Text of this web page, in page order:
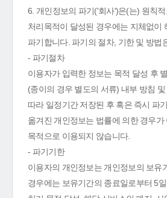
6. 개인정보의 파기('회사')은(는) 원칙
처리목적이 달성된 경우에는 지체없이
파기합니다. 파기의 절차, 기한 및 방법
- 파기절차
이용자가 입력한 정보는 목적 달성 후
(종이의 경우 별도의 서류) 내부 방침
따라 일정기간 저장된 후 혹은 즉시 파
옮겨진 개인정보는 법률에 의한 경우가
목적으로 이용되지 않습니다.
- 파기기한
이용자의 개인정보는 개인정보의 보유
경우에는 보유기간의 종료일로부터 5